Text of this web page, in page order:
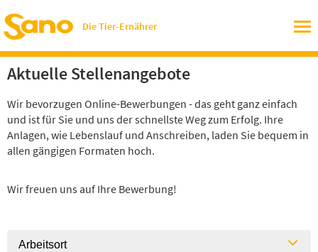
Die Tier-Ernährer
Aktuelle Stellenangebote
Wir bevorzugen Online-Bewerbungen - das geht ganz einfach
und ist für Sie und uns der schnellste Weg zum Erfolg. Ihre
Anlagen, wie Lebenslauf und Anschreiben, laden Sie bequem in
allen gängigen Formaten hoch.
Wir freuen uns auf Ihre Bewerbung!
Arbeitsort